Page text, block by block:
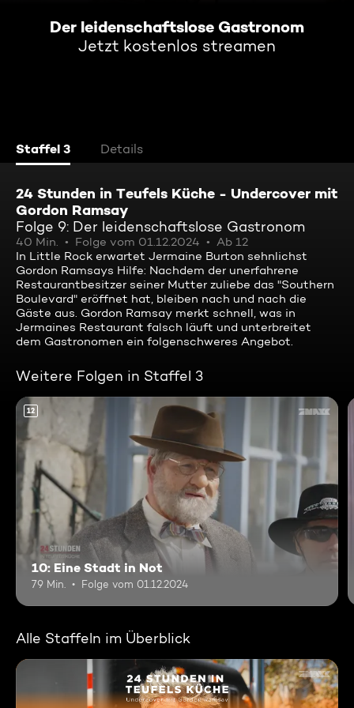
Der leidenschaftslose Gastronom
Jetzt kostenlos streamen
Staffel 3 Details
24 Stunden in Teufels Küche - Undercover mit
Gordon Ramsay
Folge 9: Der leidenschaftslose Gastronom
40 Min. Folge vom 01.12.2024
Ab 12
In Little Rock erwartet Jermaine Burton sehnlichst
Gordon Ramsays Hilfe: Nachdem der unerfahrene
Restaurantbesitzer seiner Mutter zuliebe das "Southern
Boulevard" eröffnet hat, bleiben nach und nach die
Gäste aus. Gordon Ramsay merkt schnell, was in
Jermaines Restaurant falsch läuft und unterbreitet
dem Gastronomen ein folgenschweres Angebot.
Weitere Folgen in Staffel 3
12
10: Eine Stadt in Not
79 Min. Folge vom 01.12.2024
Alle Staffeln im Überblick